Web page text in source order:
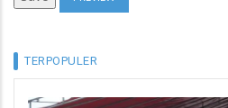
TERPOPULER